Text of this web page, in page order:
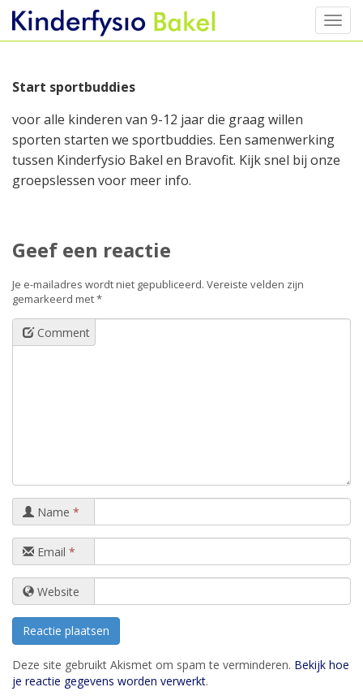
content
Start sportbuddies
voor alle kinderen van 9-12 jaar die graag willen
sporten starten we sportbuddies. Een samenwerking
tussen Kinderfysio Bakel en Bravofit. Kijk snel bij onze
groepslessen voor meer info.
Geef een reactie
Je e-mailadres wordt niet gepubliceerd. Vereiste velden zijn
gemarkeerd met*
Comment
Name *
Email *
Website
Deze site gebruikt Akismet om spam te verminderen. Bekijk hoe
je reactie gegevens worden verwerkt.